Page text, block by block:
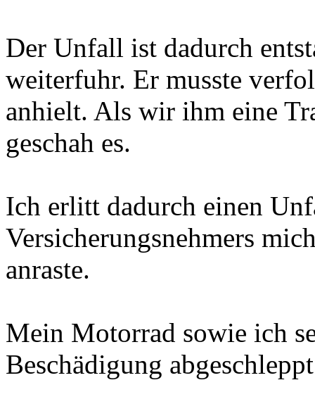
Der Unfall ist dadurch
weiterfuhr. Er musste
anhielt. Als wir ihm eine
geschah es.
Ich erlitt dadurch einen
Versicherungsnehmers
anraste.
Mein Motorrad sowie ich
Beschädigung